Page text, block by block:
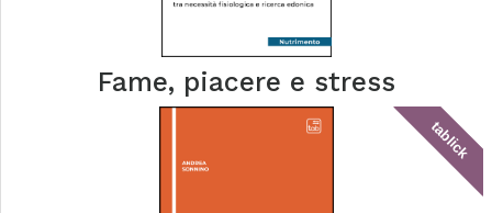
Fame, piacere e stress
tablick